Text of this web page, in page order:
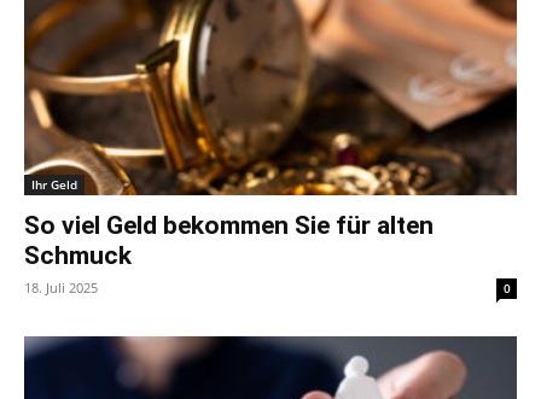
Ihr Geld
So viel Geld bekommen Sie für alten
Schmuck
18. Juli 2025 0